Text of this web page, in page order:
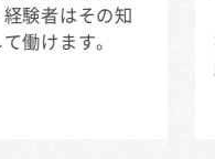
験者はその知
働けます。